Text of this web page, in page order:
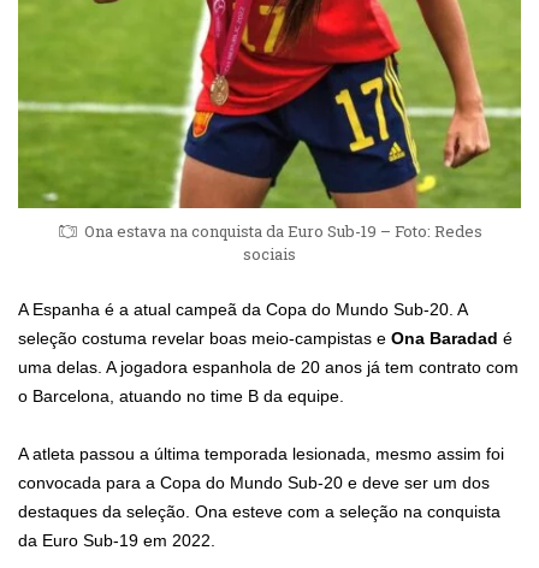
Ona estava na conquista da Euro Sub-19 – Foto: Redes
sociais
A Espanha é a atual campeã da Copa do Mundo Sub-20. A
seleção costuma revelar boas meio-campistas e Ona Baradad é
uma delas. A jogadora espanhola de 20 anos já tem contrato com
o Barcelona, atuando no time B da equipe.
A atleta passou a última temporada lesionada, mesmo assim foi
convocada para a Copa do Mundo Sub-20 e deve ser um dos
destaques da seleção. Ona esteve com a seleção na conquista
da Euro Sub-19 em 2022.